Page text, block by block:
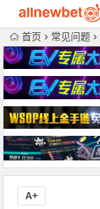
首页 常见问题
A+